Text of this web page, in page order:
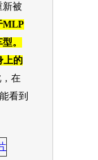
新被
MLP
。
上的
在
看到